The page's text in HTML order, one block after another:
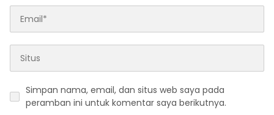
Simpan nama, email, dan situs web saya pada
peramban ini untuk komentar saya berikutnya.